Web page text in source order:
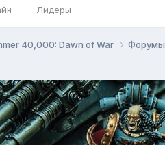
Лидеры
40,000: Dawn of War Форумы